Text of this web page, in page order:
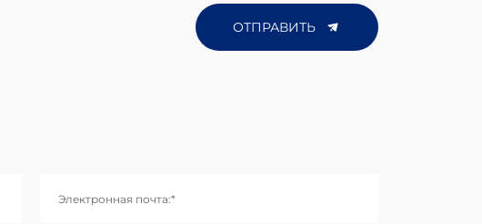
ОТПРАВИТЬ
Электронная почта:*